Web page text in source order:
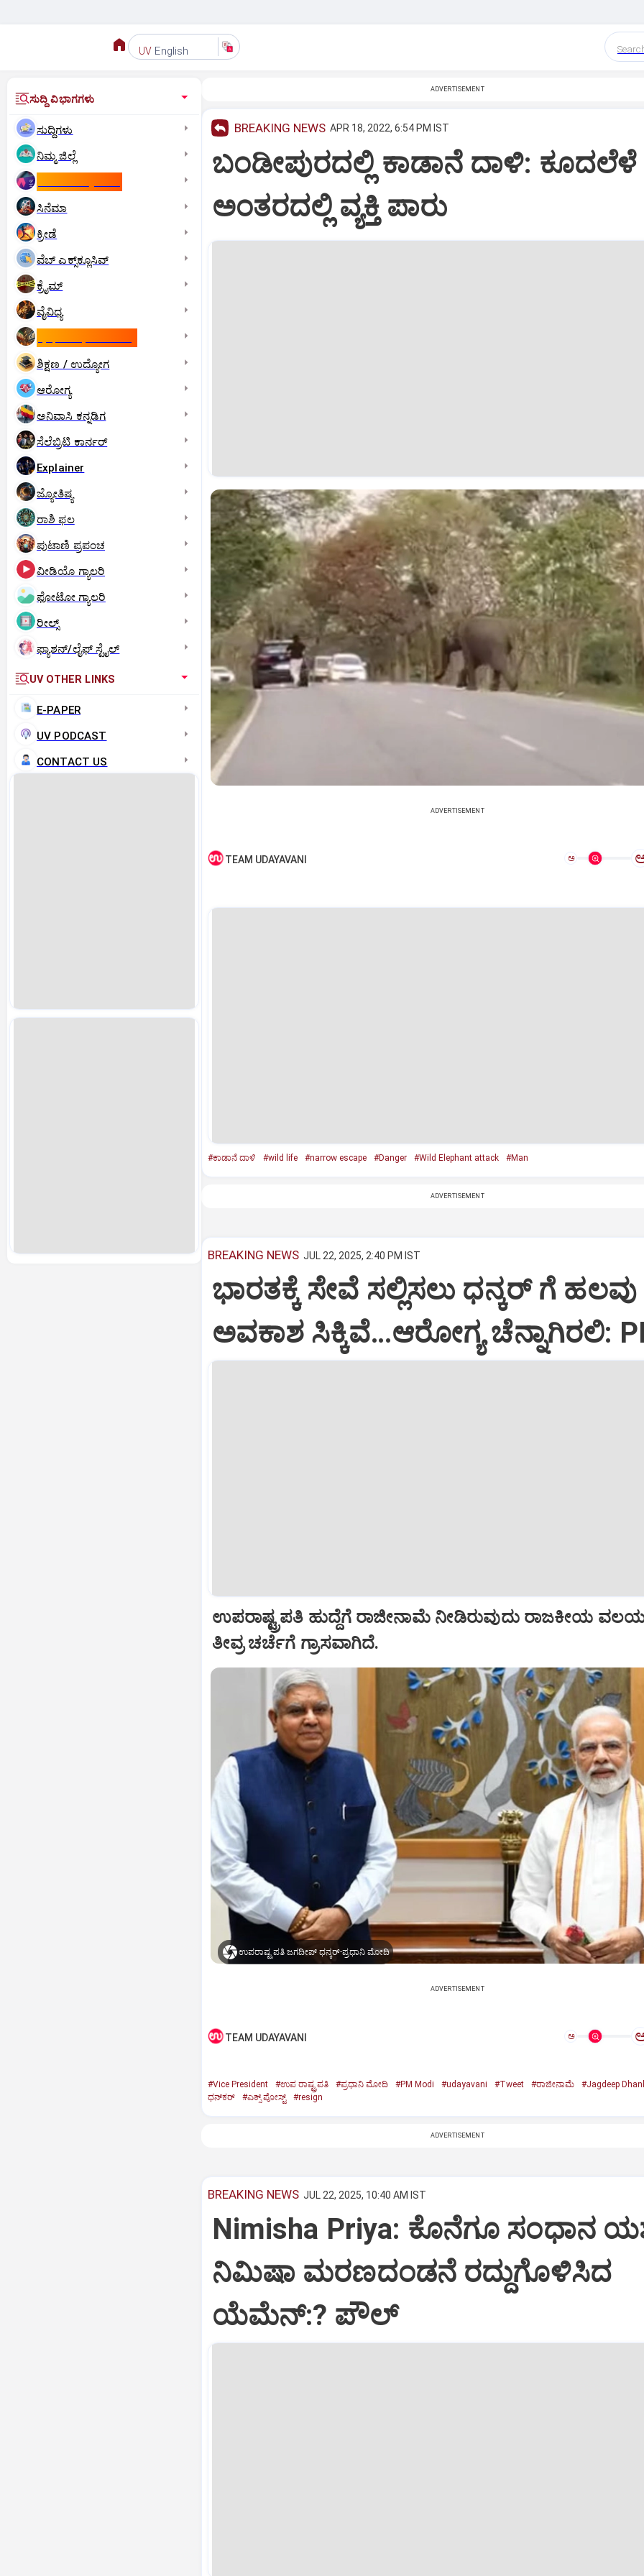
UV English
ಸುದ್ದಿ ವಿಭಾಗಗಳು
ಸುದ್ದಿಗಳು
ನಿಮ್ಮ ಜಿಲ್ಲೆ
ಸಿನೆಮಾ
ಕ್ರೀಡೆ
ವೆಬ್ ಎಕ್ಸ್‌ಕ್ಲೂಸಿವ್
ಕ್ರೈಮ್
ವೈವಿಧ್ಯ
ಶಿಕ್ಷಣ / ಉದ್ಯೋಗ
ಆರೋಗ್ಯ
ಅನಿವಾಸಿ ಕನ್ನಡಿಗ
ಸೆಲೆಬ್ರಿಟಿ ಕಾರ್ನರ್‌
Explainer
ಜ್ಯೋತಿಷ್ಯ
ರಾಶಿ ಫಲ
ಪುಟಾಣಿ ಪ್ರಪಂಚ
ವೀಡಿಯೊ ಗ್ಯಾಲರಿ
ಫೋಟೋ ಗ್ಯಾಲರಿ
ರೀಲ್ಸ್
ಫ್ಯಾಶನ್/ಲೈಫ್‌ ಸ್ಟೈಲ್
UV OTHER LINKS
E-PAPER
UV PODCAST
CONTACT US
ADVERTISEMENT
BREAKING NEWS APR 18, 2022, 6:54 PM IST
ಬಂಡೀಪುರದಲ್ಲಿ ಕಾಡಾನೆ ದಾಳಿ: ಕೂದಲೆಳೆ
ಅಂತರದಲ್ಲಿ ವ್ಯಕ್ತಿ ಪಾರು
ADVERTISEMENT
TEAM UDAYAVANI ಅ
#ಕಾಡಾನೆ ದಾಳಿ #wild life #narrow escape #Danger #Wild Elephant attack #Man
ADVERTISEMENT
BREAKING NEWS JUL 22, 2025, 2:40 PM IST
ಭಾರತಕ್ಕೆ ಸೇವೆ ಸಲ್ಲಿಸಲು ಧನ್ಕರ್‌ ಗೆ ಹಲವು
ಅವಕಾಶ ಸಿಕ್ಕಿವೆ…ಆರೋಗ್ಯ ಚೆನ್ನಾಗಿರಲಿ:
ಉಪರಾಷ್ಟ್ರಪತಿ ಹುದ್ದೆಗೆ ರಾಜೀನಾಮೆ ನೀಡಿರುವುದು ರಾಜಕೀಯ
ತೀವ್ರ ಚರ್ಚೆಗೆ ಗ್ರಾಸವಾಗಿದೆ.
ಉಪರಾಷ್ಟ್ರಪತಿ ಜಗದೀಪ್‌ ಧನ್ಕರ್-ಪ್ರಧಾನಿ ಮೋದಿ
ADVERTISEMENT
TEAM UDAYAVANI ಅ
#Vice President #ಉಪ ರಾಷ್ಟ್ರಪತಿ #ಪ್ರಧಾನಿ ಮೋದಿ #PM Modi #udayavani #Tweet #ರಾಜೀನಾಮೆ
#Jagdeep
ಧನ್‌ಕರ್‌
#ಎಕ್ಸ್‌ ಪೋಸ್ಟ್ #resign
ADVERTISEMENT
BREAKING NEWS JUL 22, 2025, 10:40 AM IST
Nimisha Priya: ಕೊನೆಗೂ ಸಂಧಾನ
ನಿಮಿಷಾ ಮರಣದಂಡನೆ ರದ್ದುಗೊಳಿಸಿದ
ಯೆಮೆನ್:? ಪೌಲ್